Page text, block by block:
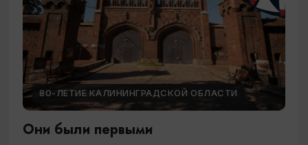
80-ЛЕТИЕ КАЛИНИНГРАДСКОЙ ОБЛАСТИ
Они были первыми